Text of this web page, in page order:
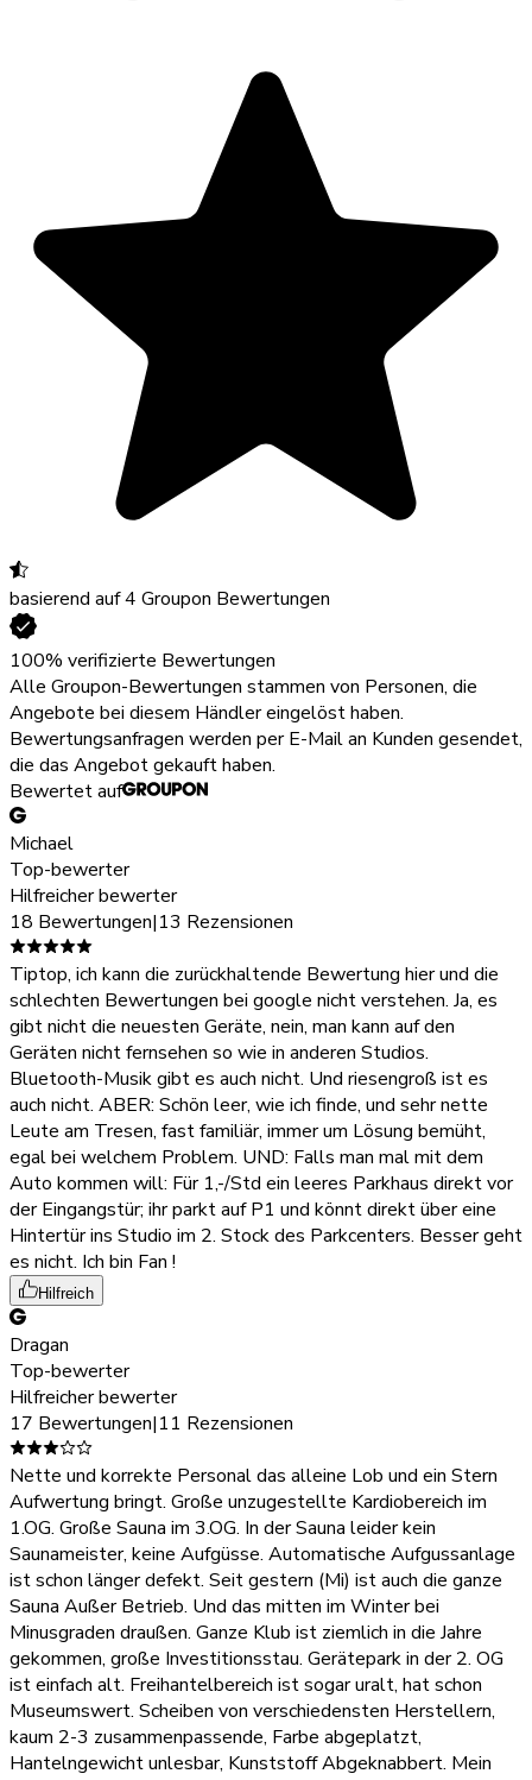
basierend auf 4 Groupon Bewertungen
100% verifizierte Bewertungen
Alle Groupon-Bewertungen stammen von Personen, die
Angebote bei diesem Händler eingelöst haben.
Bewertungsanfragen werden per E-Mail an Kunden gesendet,
die das Angebot gekauft haben.
Bewertet auf
Michael
Top-bewerter
Hilfreicher bewerter
18 Bewertungen|13 Rezensionen
Tiptop, ich kann die zurückhaltende Bewertung hier und die
schlechten Bewertungen bei google nicht verstehen. Ja, es
gibt nicht die neuesten Geräte, nein, man kann auf den
Geräten nicht fernsehen so wie in anderen Studios.
Bluetooth-Musik gibt es auch nicht. Und riesengroß ist es
auch nicht. ABER: Schön leer, wie ich finde, und sehr nette
Leute am Tresen, fast familiär, immer um Lösung bemüht,
egal bei welchem Problem. UND: Falls man mal mit dem
Auto kommen will: Für 1,-/Std ein leeres Parkhaus direkt vor
der Eingangstür; ihr parkt auf P1 und könnt direkt über eine
Hintertür ins Studio im 2. Stock des Parkcenters. Besser geht
es nicht. Ich bin Fan !
Hilfreich
Dragan
Top-bewerter
Hilfreicher bewerter
17 Bewertungen|11 Rezensionen
Nette und korrekte Personal das alleine Lob und ein Stern
Aufwertung bringt. Große unzugestellte Kardiobereich im
1.OG. Große Sauna im 3.OG. In der Sauna leider kein
Saunameister, keine Aufgüsse. Automatische Aufgussanlage
ist schon länger defekt. Seit gestern (Mi) ist auch die ganze
Sauna Außer Betrieb. Und das mitten im Winter bei
Minusgraden draußen. Ganze Klub ist ziemlich in die Jahre
gekommen, große Investitionsstau. Gerätepark in der 2. OG
ist einfach alt. Freihantelbereich ist sogar uralt, hat schon
Museumswert. Scheiben von verschiedensten Herstellern,
kaum 2-3 zusammenpassende, Farbe abgeplatzt,
Hantelngewicht unlesbar, Kunststoff Abgeknabbert. Mein